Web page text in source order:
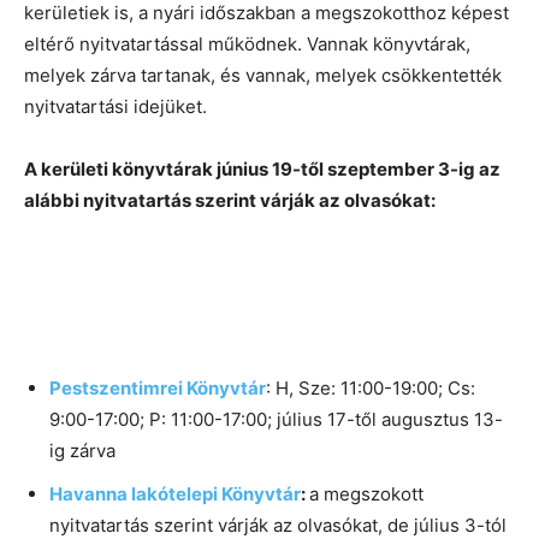
kerületiek is, a nyári időszakban a megszokotthoz képest
eltérő nyitvatartással működnek. Vannak könyvtárak,
melyek zárva tartanak, és vannak, melyek csökkentették
nyitvatartási idejüket.
A kerületi könyvtárak június 19-től szeptember 3-ig az
alábbi nyitvatartás szerint várják az olvasókat:
Pestszentimrei Könyvtár: H, Sze: 11:00-19:00; Cs:
9:00-17:00; P: 11:00-17:00; július 17-től augusztus 13-
ig zárva
Havanna lakótelepi Könyvtár:a megszokott
nyitvatartás szerint várják az olvasókat, de július 3-tól